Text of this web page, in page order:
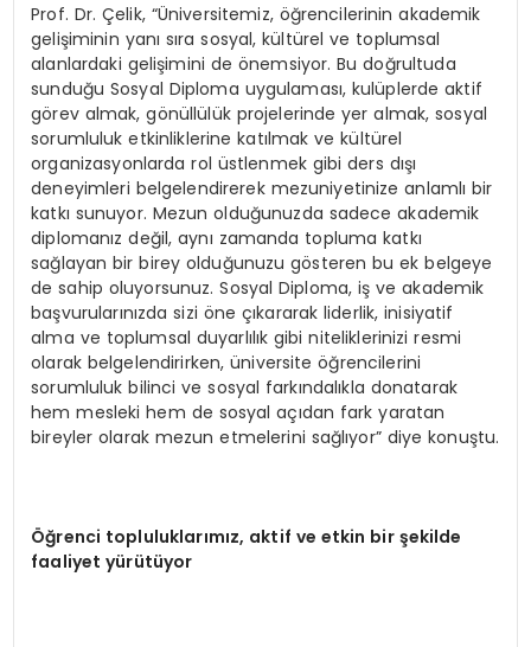
Prof. Dr. Çelik, “Üniversitemiz, öğrencilerinin akademik
gelişiminin yanı sıra sosyal, kültürel ve toplumsal
alanlardaki gelişimini de önemsiyor. Bu doğrultuda
sunduğu Sosyal Diploma uygulaması, kulüplerde aktif
görev almak, gönüllülük projelerinde yer almak, sosyal
sorumluluk etkinliklerine katılmak ve kültürel
organizasyonlarda rol üstlenmek gibi ders dışı
deneyimleri belgelendirerek mezuniyetinize anlamlı bir
katkı sunuyor. Mezun olduğunuzda sadece akademik
diplomanız değil, aynı zamanda topluma katkı
sağlayan bir birey olduğunuzu gösteren bu ek belgeye
de sahip oluyorsunuz. Sosyal Diploma, iş ve akademik
başvurularınızda sizi öne çıkararak liderlik, inisiyatif
alma ve toplumsal duyarlılık gibi niteliklerinizi resmi
olarak belgelendirirken, üniversite öğrencilerini
sorumluluk bilinci ve sosyal farkındalıkla donatarak
hem mesleki hem de sosyal açıdan fark yaratan
bireyler olarak mezun etmelerini sağlıyor” diye konuştu.
Öğrenci topluluklarımız, aktif ve etkin bir şekilde
faaliyet yürütüyor